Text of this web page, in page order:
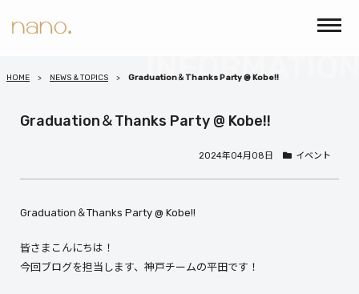
HOME NEWS & TOPICS Graduation＆Thanks Party @ Kobe!!
Graduation＆Thanks Party @ Kobe!!
2024年04月08日 イベント
Graduation＆Thanks Party @ Kobe!!
皆さまこんにちは！
今回ブログを担当します、神戸チームの平田です！